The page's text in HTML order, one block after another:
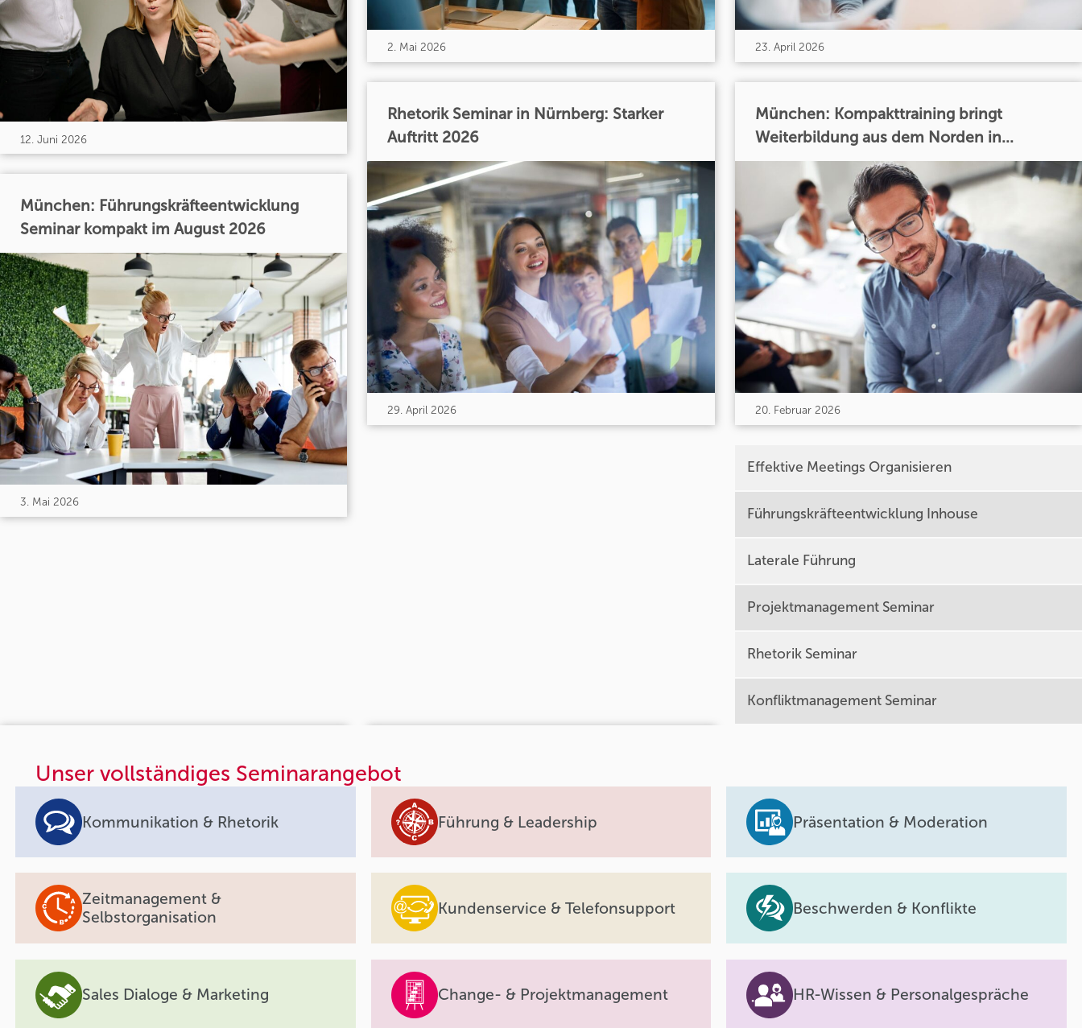
12. Juni 2026
München: Führungskräfteentwicklung
Seminar kompakt im August 2026
3. Mai 2026
2. Mai 2026
Rhetorik Seminar in Nürnberg: Starker
Auftritt 2026
29. April 2026
23. April 2026
München: Kompakttraining bringt
Weiterbildung aus dem Norden in...
20. Februar 2026
Effektive Meetings Organisieren
Führungskräfteentwicklung Inhouse
Laterale Führung
Projektmanagement Seminar
Rhetorik Seminar
Konfliktmanagement Seminar
Unser vollständiges Seminarangebot
Kommunikation & Rhetorik Führung & Leadership Präsentation & Moderation
Zeitmanagement &
Selbstorganisation
Kundenservice & Telefonsupport Beschwerden & Konflikte
Sales Dialoge & Marketing Change- & Projektmanagement HR-Wissen & Personalgespräche